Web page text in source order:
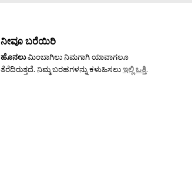
ನೀವೂ ಬರೆಯಿರಿ
ಹೊನಲುಮಿಂಬಾಗಿಲು ನಿಮಗಾಗಿ ಯಾವಾಗಲೂ
ತೆರೆದಿರುತ್ತದೆ. ನಿಮ್ಮ ಬರಹಗಳನ್ನು ಕಳುಹಿಸಲುಇಲ್ಲಿ ಒತ್ತಿ.